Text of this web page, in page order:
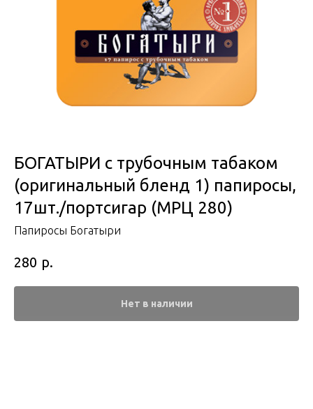
БОГАТЫРИ с трубочным табаком
(оригинальный бленд 1) папиросы,
17шт./портсигар (МРЦ 280)
Папиросы Богатыри
280 р.
Нет в наличии